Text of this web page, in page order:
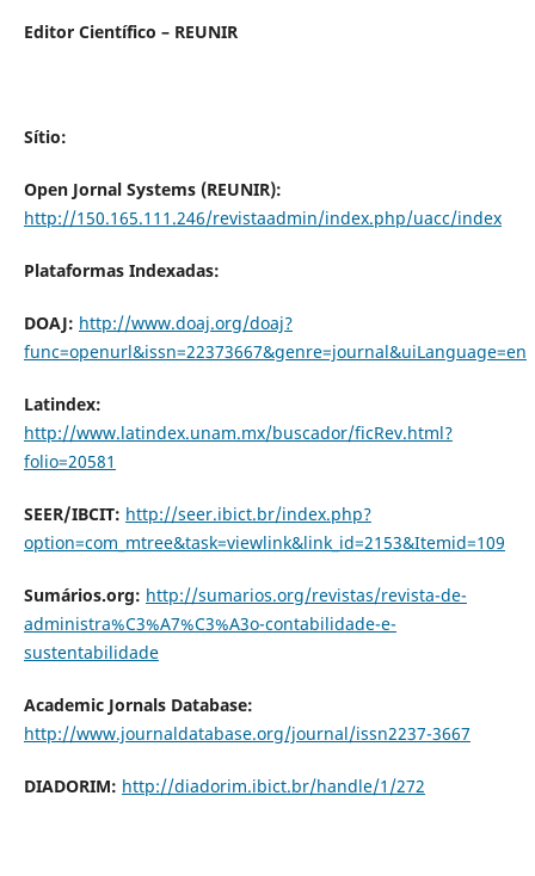
Editor Científico – REUNIR
Sítio:
Open Jornal Systems (REUNIR):
http://150.165.111.246/revistaadmin/index.php/uacc/index
Plataformas Indexadas:
DOAJ: http://www.doaj.org/doaj?
func=openurl&issn=22373667&genre=journal&uiLanguage=en
Latindex:
http://www.latindex.unam.mx/buscador/ficRev.html?
folio=20581
SEER/IBCIT: http://seer.ibict.br/index.php?
option=com_mtree&task=viewlink&link_id=2153&Itemid=109
Sumários.org: http://sumarios.org/revistas/revista-de-
administra%C3%A7%C3%A3o-contabilidade-e-
sustentabilidade
Academic Jornals Database:
http://www.journaldatabase.org/journal/issn2237-3667
DIADORIM: http://diadorim.ibict.br/handle/1/272